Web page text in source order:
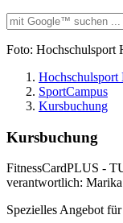
Foto: Hochschulsport
Hochschulsport
SportCampus
Kursbuchung
Kursbuchung
FitnessCardPLUS -
verantwortlich:
Spezielles Angebot